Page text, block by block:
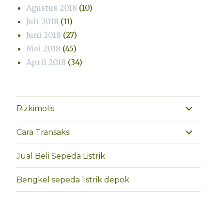
Agustus 2018 (10)
Juli 2018 (11)
Juni 2018 (27)
Mei 2018 (45)
April 2018 (34)
Rizkimolis
perlebar
menu
anak
Cara Transaksi
perlebar
menu
anak
Jual Beli Sepeda Listrik
Bengkel sepeda listrik depok